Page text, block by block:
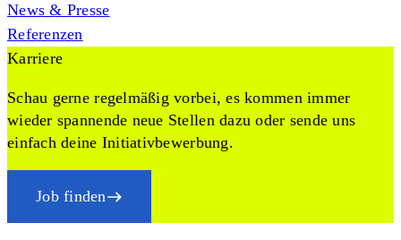
News & Presse
Referenzen
Karriere
Schau gerne regelmäßig vorbei, es kommen immer
wieder spannende neue Stellen dazu oder sende uns
einfach deine Initiativbewerbung.
Job finden